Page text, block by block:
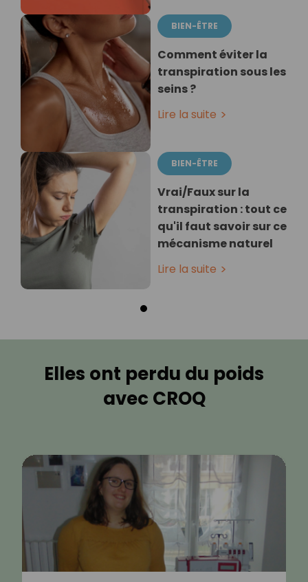
BIEN-ÊTRE
Comment éviter la
transpiration sous les
seins ?
Lire la suite
BIEN-ÊTRE
Vrai/Faux sur la
transpiration : tout ce
qu'il faut savoir sur ce
mécanisme naturel
Lire la suite
Elles ont perdu du poids
avec CROQ